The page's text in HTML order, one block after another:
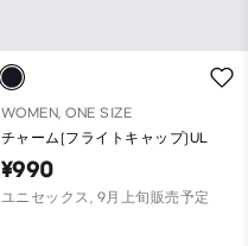
WOMEN, ONE SIZE
チャーム(フライトキャップ)UL
¥990
ユニセックス, 9月上旬販売予定